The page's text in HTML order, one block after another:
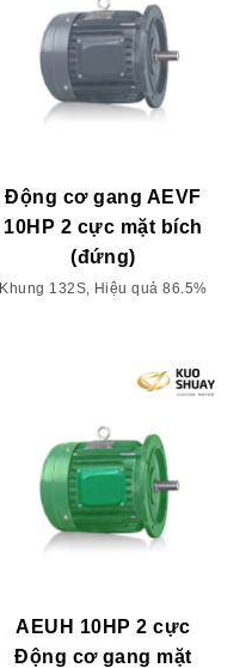
Động cơ gang AEVF
10HP 2 cực mặt bích
(đứng)
Khung 132S, Hiệu quả 86.5%
AEUH 10HP 2 cực
Động cơ gang mặt